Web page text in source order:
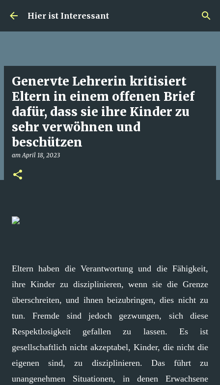
Direkt zum Hauptbereich
Hier ist Interessant
Genervte Lehrerin kritisiert
Eltern in einem offenen Brief
dafür, dass sie ihre Kinder zu
sehr verwöhnen und
beschützen
amApril 18, 2023
Eltern haben die Verantwortung und die Fähigkeit,
ihre Kinder zu disziplinieren, wenn sie die Grenze
überschreiten, und ihnen beizubringen, dies nicht zu
tun. Fremde sind jedoch gezwungen, sich diese
Respektlosigkeit gefallen zu lassen. Es ist
gesellschaftlich nicht akzeptabel, Kinder, die nicht die
eigenen sind, zu disziplinieren. Das führt zu
unangenehmen Situationen, in denen Erwachsene